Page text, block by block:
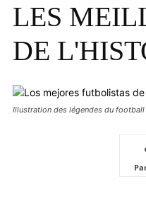
LES
DE
Illustration des légendes du